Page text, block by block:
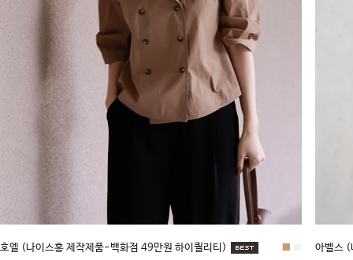
호엘 (나이스홍 제작제품-백화점 49만원 하이퀄리티) 아벨스